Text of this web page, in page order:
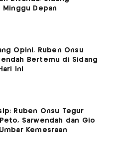
Minggu Depan
Opini, Ruben Onsu
Bertemu di Sidang
Ini
Ruben Onsu Tegur
Sarwendah dan Gio
Kemesraan